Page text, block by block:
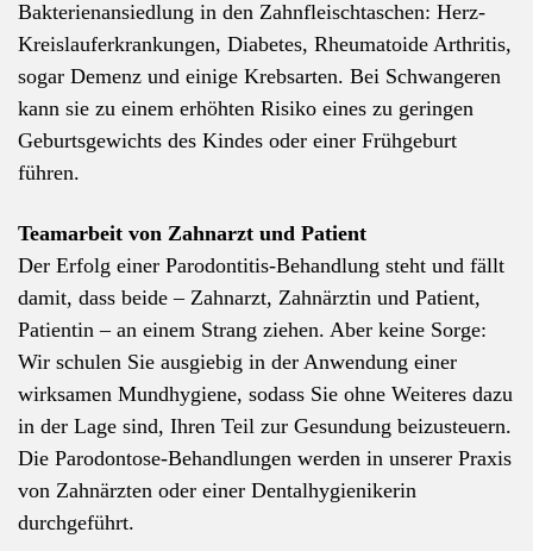
Bakterienansiedlung in den Zahnfleischtaschen: Herz-
Kreislauferkrankungen, Diabetes, Rheumatoide Arthritis,
sogar Demenz und einige Krebsarten. Bei Schwangeren
kann sie zu einem erhöhten Risiko eines zu geringen
Geburtsgewichts des Kindes oder einer Frühgeburt
führen.
Teamarbeit von Zahnarzt und Patient
Der Erfolg einer Parodontitis-Behandlung steht und fällt
damit, dass beide – Zahnarzt, Zahnärztin und Patient,
Patientin – an einem Strang ziehen. Aber keine Sorge:
Wir schulen Sie ausgiebig in der Anwendung einer
wirksamen Mundhygiene, sodass Sie ohne Weiteres dazu
in der Lage sind, Ihren Teil zur Gesundung beizusteuern.
Die Parodontose-Behandlungen werden in unserer Praxis
von Zahnärzten oder einer Dentalhygienikerin
durchgeführt.